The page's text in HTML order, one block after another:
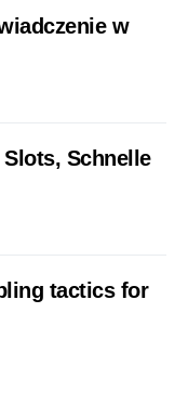
w
Slots, Schnelle
tactics for